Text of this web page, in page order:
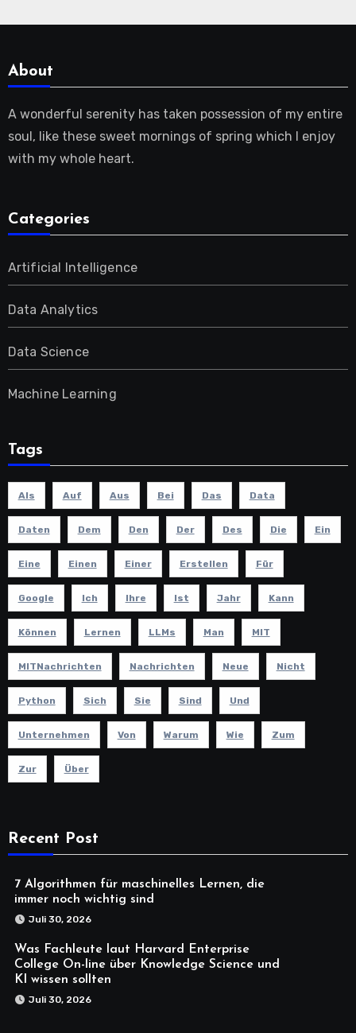
About
A wonderful serenity has taken possession of my entire
soul, like these sweet mornings of spring which I enjoy
with my whole heart.
Categories
Artificial Intelligence
Data Analytics
Data Science
Machine Learning
Tags
Als Auf Aus Bei Das Data
Daten Dem Den Der Des Die Ein
Eine Einen Einer Erstellen Für
Google Ich Ihre Ist Jahr Kann
Können Lernen LLMs Man MIT
MITNachrichten Nachrichten Neue Nicht
Python Sich Sie Sind Und
Unternehmen Von Warum Wie Zum
Zur Über
Recent Post
7 Algorithmen für maschinelles Lernen, die
immer noch wichtig sind
Juli 30, 2026
Was Fachleute laut Harvard Enterprise
College On-line über Knowledge Science und
KI wissen sollten
Juli 30, 2026